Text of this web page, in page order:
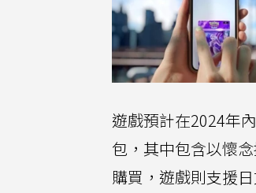
遊戲預計在2024年
包，其中包含以懷
購買，遊戲則支援